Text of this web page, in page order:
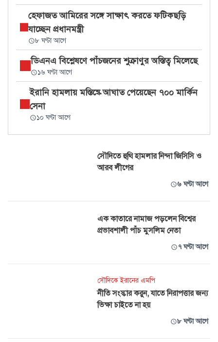
হেফাজত আমিরের সঙ্গে সাক্ষাৎ করতে ফটিকছড়ি
যাচ্ছেন প্রধানমন্ত্রী
৮ ঘণ্টা আগে
ডিএনএ বিশ্লেষণে পাঁচজনের শুক্রাণুর অস্তিত্ব মিলেছে
১৬ ঘণ্টা আগে
ইরানি হামলায় মস্তিষ্কে আঘাত পেয়েছেন ৭০০ মার্কিন
সেনা
১০ ঘণ্টা আগে
সৌদিতে হুথি হামলার নিন্দা জিসিসি ও
আরব লীগের
৬ ঘণ্টা আগে
এক কাতারে নামাজ পড়লেন বিশ্বের
প্রভাবশালী পাঁচ মুসলিম নেতা
৭ ঘণ্টা আগে
সৌদিকে ইরানের এমপি
নীতি সংস্কার করুন, যাতে নিরাপত্তার জন্য
ভিক্ষা চাইতে না হয়
৮ ঘণ্টা আগে